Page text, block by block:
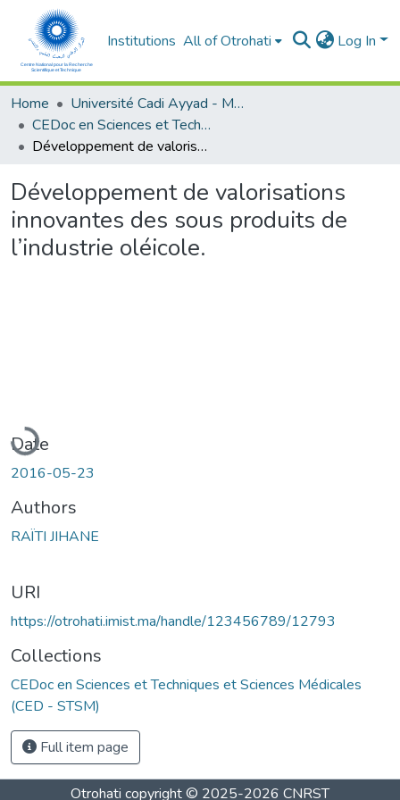
Institutions All of Otrohati Log In
Home
Université Cadi Ayyad - Marrakech
CEDoc en Sciences et Techniques et Sciences Médicales (CED - STSM)
Développement de valorisations innovantes des sous produits de l’industrie oléicole.
Développement de valorisations
innovantes des sous produits de
l’industrie oléicole.
Loading...
Date
2016-05-23
Authors
RAÏTI JIHANE
URI
https://otrohati.imist.ma/handle/123456789/12793
Collections
CEDoc en Sciences et Techniques et Sciences Médicales
(CED - STSM)
Full item page
Otrohati copyright © 2025-2026 CNRST